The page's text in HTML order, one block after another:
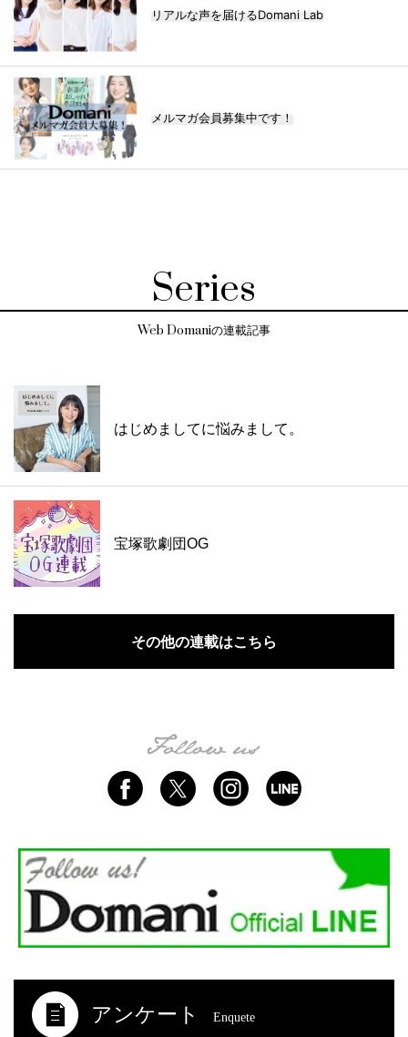
リアルな声を届けるDomani Lab
メルマガ会員募集中です！
Series
Web Domaniの連載記事
はじめましてに悩みまして。
宝塚歌劇団OG
その他の連載はこちら
アンケート Enquete